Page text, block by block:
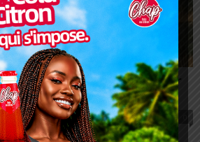
120 millions pour rénover
2025
le Centre Hospitalier Préfectoral (CHP) de